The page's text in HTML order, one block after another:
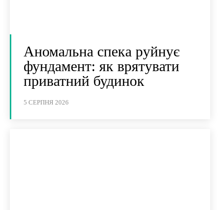
Аномальна спека руйнує
фундамент: як врятувати
приватний будинок
5 СЕРПНЯ 2026